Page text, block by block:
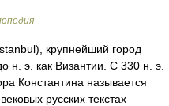
крупнейший город
н. э. как Византии. С 330 н. э.
Константина называется
русских текстах